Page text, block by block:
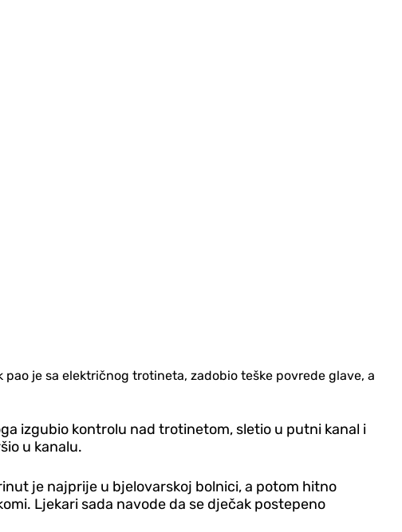
je sa električnog trotineta, zadobio teške povrede glave, a
izgubio kontrolu nad trotinetom, sletio u putni kanal i
u kanalu.
je najprije u bjelovarskoj bolnici, a potom hitno
Ljekari sada navode da se d‌ječak postepeno